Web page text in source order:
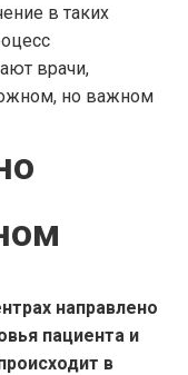
в таких
врачи,
но важном
направлено
пациента и
в